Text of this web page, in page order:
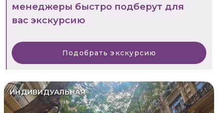
менеджеры быстро подберут для
вас экскурсию
Подобрать экскурсию
ИНДИВИДУАЛЬНАЯ